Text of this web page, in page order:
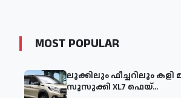
MOST POPULAR
ലുക്കിലും ഫീച്ചറിലും കളി
സുസുക്കി XL7 ഫെയ്‌...